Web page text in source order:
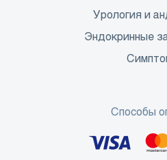
Урология и
Эндокринные
Способы